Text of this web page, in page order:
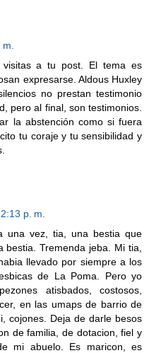
a tu post. El tema es
expresarse. Aldous Huxley
no prestan testimonio
pero al final, son testimonios.
la abstención como si fuera
tu coraje y tu sensibilidad y
p. m.
una vez, tia, una bestia que
Tremenda jeba. Mi tia,
llevado por siempre a los
de La Poma. Pero yo
atisbados, costosos,
en las umaps de barrio de
cojones. Deja de darle besos
de familia, de dotacion, fiel y
mi abuelo. Es maricon, es